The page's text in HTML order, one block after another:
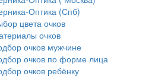
Оптика (Спб)
цвета очков
очков
очков мужчине
очков по форме лица
очков ребёнку